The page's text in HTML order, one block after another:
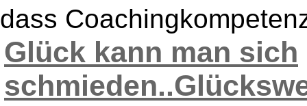
dass
Glück kann man sich